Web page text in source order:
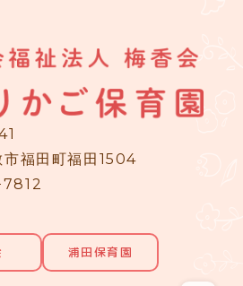
市福田町福田1504
浦田保育園